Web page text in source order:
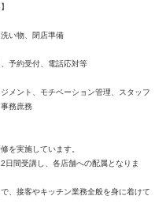
い物、閉店準備
予約受付、電話応対等
メント、モチベーション管理、スタッフ
務庶務
を実施しています。
日間受講し、各店舗への配属となりま
、接客やキッチン業務全般を身に着けて